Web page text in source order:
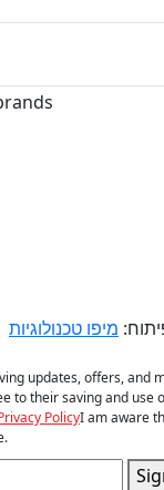
מיפו טכנולוגיות
updates, offers, and
to their saving and use
PolicyI am aware